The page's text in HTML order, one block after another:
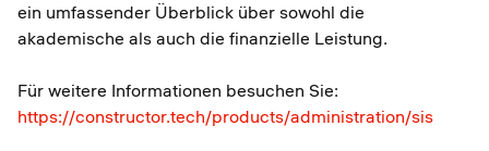
ein umfassender Überblick über sowohl die
akademische als auch die finanzielle Leistung.
Für weitere Informationen besuchen Sie:
https://constructor.tech/products/administration/sis